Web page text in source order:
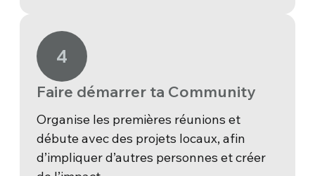
4
Faire démarrer ta Community
Organise les premières réunions et
débute avec des projets locaux, afin
d’impliquer d’autres personnes et créer